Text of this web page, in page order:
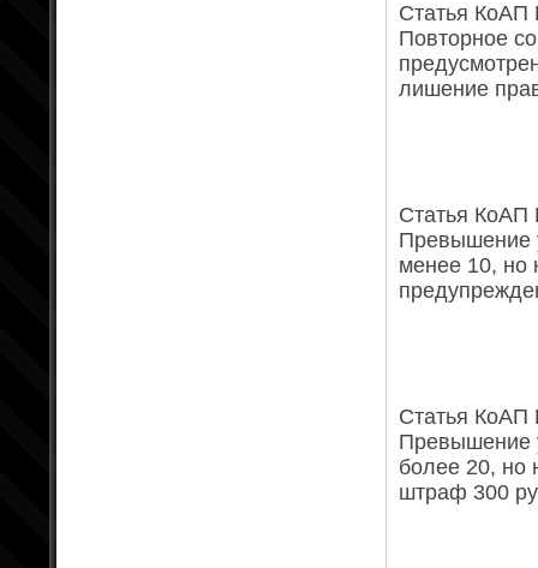
Статья КоАП
Повторное
лишение
Статья КоАП
Превышение
менее 10, но
Статья КоАП
Превышение
более 20, но
штраф 300